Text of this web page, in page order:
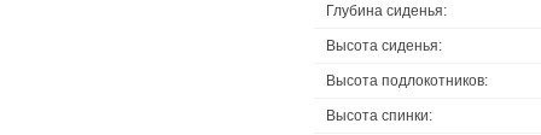
Глубина сиденья:
Высота сиденья:
Высота подлокотников:
Высота спинки: